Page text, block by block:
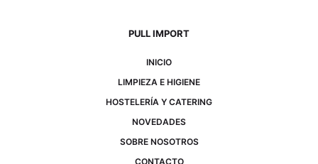
PULL IMPORT
INICIO
LIMPIEZA E HIGIENE
HOSTELERÍA Y CATERING
NOVEDADES
SOBRE NOSOTROS
CONTACTO